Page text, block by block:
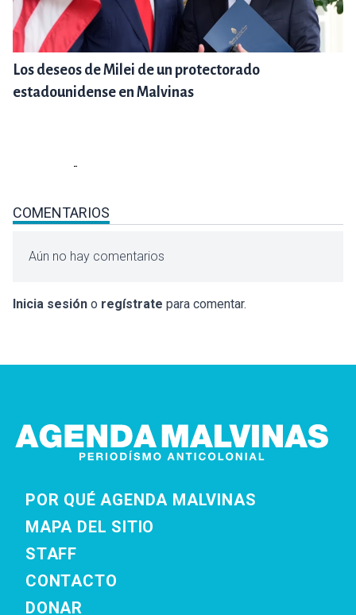
Los deseos de Milei de un protectorado
estadounidense en Malvinas
COMENTARIOS
Aún no hay comentarios
Inicia sesión o regístrate para comentar.
POR QUÉ AGENDA MALVINAS
MAPA DEL SITIO
STAFF
CONTACTO
DONAR